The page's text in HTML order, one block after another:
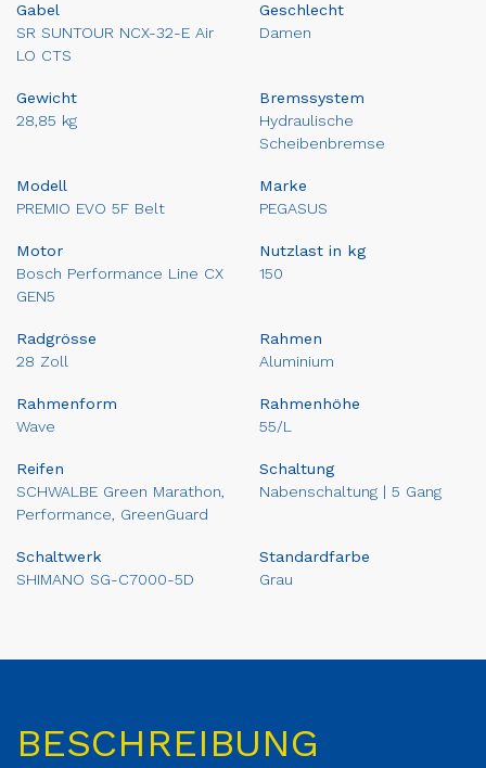
Gabel
SR SUNTOUR NCX-32-E Air
LO CTS
Geschlecht
Damen
Gewicht
28,85 kg
Bremssystem
Hydraulische
Scheibenbremse
Modell
PREMIO EVO 5F Belt
Marke
PEGASUS
Motor
Bosch Performance Line CX
GEN5
Nutzlast in kg
150
Radgrösse
28 Zoll
Rahmen
Aluminium
Rahmenform
Wave
Rahmenhöhe
55/L
Reifen
SCHWALBE Green Marathon,
Performance, GreenGuard
Schaltung
Nabenschaltung | 5 Gang
Schaltwerk
SHIMANO SG-C7000-5D
Standardfarbe
Grau
BESCHREIBUNG